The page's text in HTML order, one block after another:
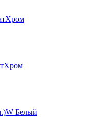
W Белый